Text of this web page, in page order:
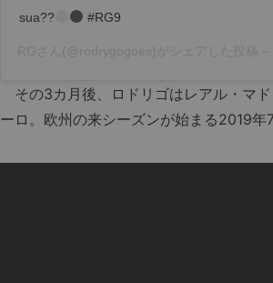
sua??
#RG9
その3カ月後、ロドリゴはレアル・マ
ーロ。欧州の来シーズンが始まる2019年